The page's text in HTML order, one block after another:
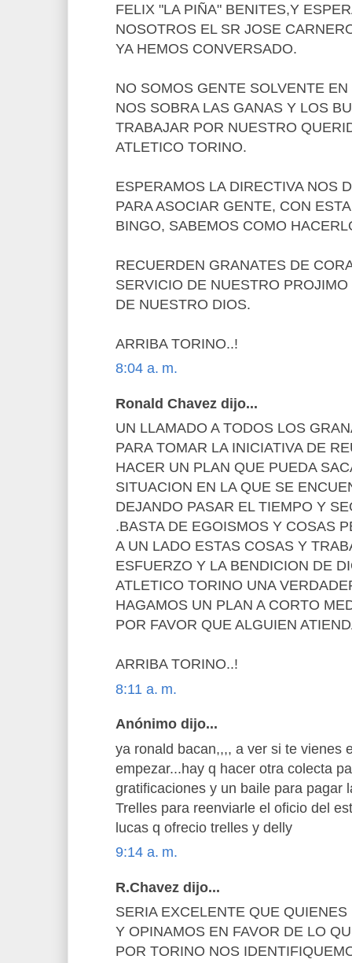
FELIX "LA PIÑA" BENITES,Y
NOSOTROS EL SR JOSE
YA HEMOS CONVERSADO.
NO SOMOS GENTE SOLVENTE
NOS SOBRA LAS GANAS Y LOS
TRABAJAR POR NUESTRO
ATLETICO TORINO.
ESPERAMOS LA DIRECTIVA NOS
PARA ASOCIAR GENTE, CON
BINGO, SABEMOS COMO
RECUERDEN GRANATES DE
SERVICIO DE NUESTRO
DE NUESTRO DIOS.
ARRIBA TORINO..!
8:04 a. m.
Ronald Chavez dijo...
UN LLAMADO A TODOS LOS
PARA TOMAR LA INICIATIVA DE
HACER UN PLAN QUE PUEDA
SITUACION EN LA QUE SE
DEJANDO PASAR EL TIEMPO Y
.BASTA DE EGOISMOS Y COSAS
A UN LADO ESTAS COSAS Y
ESFUERZO Y LA BENDICION DE
ATLETICO TORINO UNA
HAGAMOS UN PLAN A CORTO
POR FAVOR QUE ALGUIEN
ARRIBA TORINO..!
8:11 a. m.
Anónimo dijo...
ya ronald bacan,,,, a ver si te vienes
empezar...hay q hacer otra colecta
gratificaciones y un baile para pagar
Trelles para reenviarle el oficio del
lucas q ofrecio trelles y delly
9:14 a. m.
R.Chavez dijo...
SERIA EXCELENTE QUE
Y OPINAMOS EN FAVOR DE LO
POR TORINO NOS